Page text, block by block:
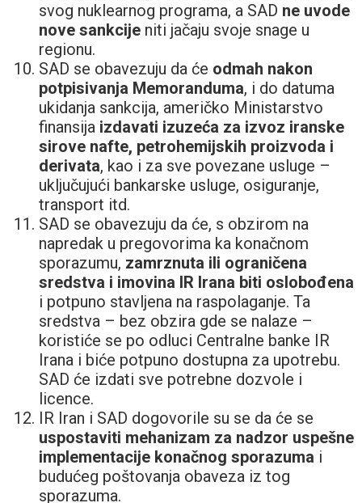
svog nuklearnog programa, a SAD ne uvode
nove sankcije niti jačaju svoje snage u
regionu.
SAD se obavezuju da će odmah nakon
potpisivanja Memoranduma, i do datuma
ukidanja sankcija, američko Ministarstvo
finansija izdavati izuzeća za izvoz iranske
sirove nafte, petrohemijskih proizvoda i
derivata, kao i za sve povezane usluge –
uključujući bankarske usluge, osiguranje,
transport itd.
SAD se obavezuju da će, s obzirom na
napredak u pregovorima ka konačnom
sporazumu, zamrznuta ili ograničena
sredstva i imovina IR Irana biti oslobođena
i potpuno stavlјena na raspolaganje. Ta
sredstva – bez obzira gde se nalaze –
koristiće se po odluci Centralne banke IR
Irana i biće potpuno dostupna za upotrebu.
SAD će izdati sve potrebne dozvole i
licence.
IR Iran i SAD dogovorile su se da će se
uspostaviti mehanizam za nadzor uspešne
implementacije konačnog sporazuma i
budućeg poštovanja obaveza iz tog
sporazuma.